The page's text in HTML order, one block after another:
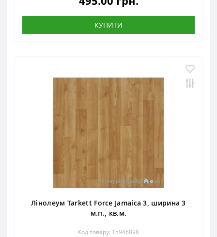
КУПИТИ
Лінолеум Tarkett Force Jamaica 3, ширина 3
м.п., кв.м.
Код товару: 15946898